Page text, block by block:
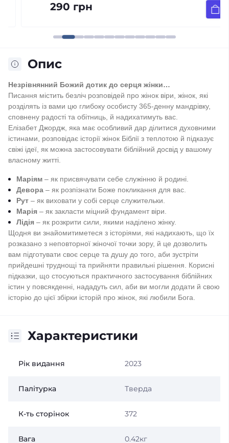
290 грн
Опис
Незрівнянний Божий дотик до серця жінки…
Писання містить безліч розповідей про жінок віри, жінок, які
розділять із вами цю глибоку особисту 365-денну мандрівку,
сповнену радості та обітниць, й надихатимуть вас.
Елізабет Джордж, яка має особливий дар ділитися духовними
істинами, розповідає історії жінок Біблії з теплотою й підказує
свіжі ідеї, як можна застосовувати біблійний досвід у вашому
власному житті.
Маріям – як присвячувати себе служінню й родині.
Девора – як розпізнати Боже покликання для вас.
Рут – як виховати у собі серце служительки.
Марія – як закласти міцний фундамент віри.
Лідія – як розкрити сили, якими наділено жінку.
Щодня ви знайомитиметеся з історіями, які надихають, що їх
розказано з неповторної жіночої точки зору, й це дозволить
вам підготувати своє серце та душу до того, аби зустріти
прийдешні труднощі та прийняти правильні рішення. Корисні
підказки, що стосуються практичного застосування біблійних
істин у повсякденні, нададуть сил, аби ви могли додати й свою
історію до цієї збірки історій про жінок, які любили Бога.
Характеристики
Рік видання 2023
Палітурка Тверда
К-ть сторінок 372
Вага 0.42кг